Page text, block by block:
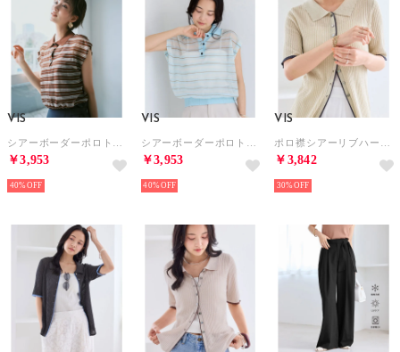
VIS
￥3,953
40%
VIS
￥3,953
40%
VIS
￥3,842
30%